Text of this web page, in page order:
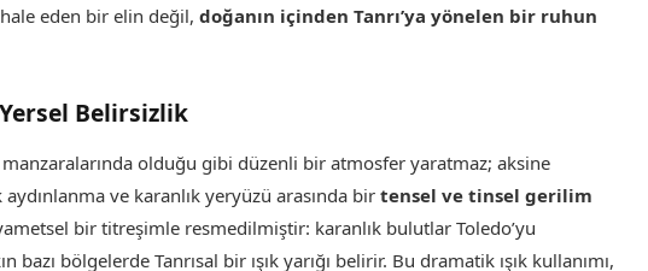
eden bir elin değil,doğanın içinden Tanrı’ya yönelen bir ruhun
Belirsizlik
manzaralarında olduğu gibi düzenli bir atmosfer yaratmaz; aksine
ve karanlık yeryüzü arasında birtensel ve tinsel gerilim
bir titreşimle resmedilmiştir: karanlık bulutlar Toledo’yu
bazı bölgelerde Tanrısal bir ışık yarığı belirir. Bu dramatik ışık kullanımı,